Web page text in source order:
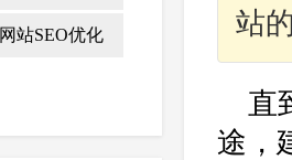
网站SEO优化
站
直
途，